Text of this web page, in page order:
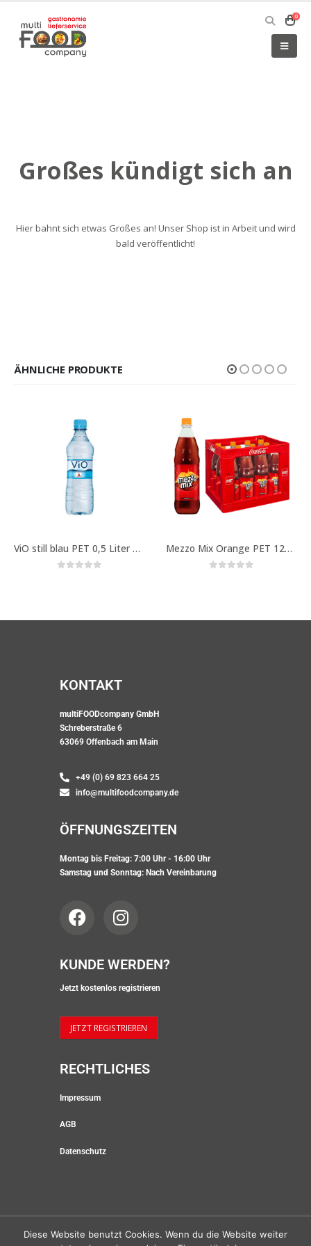
0
Großes kündigt sich an
Hier bahnt sich etwas Großes an! Unser Shop ist in Arbeit und wird
bald veröffentlicht!
ÄHNLICHE PRODUKTE
ViO still blau PET 0,5 Liter Art. -Nr. 1063 Mezzo Mix Orange PET 12×1 Liter Art. -Nr. 716
KONTAKT
multiFOODcompany GmbH
Schreberstraße 6
63069 Offenbach am Main
+49 (0) 69 823 664 25
info@multifoodcompany.de
ÖFFNUNGSZEITEN
Montag bis Freitag: 7:00 Uhr - 16:00 Uhr
Samstag und Sonntag: Nach Vereinbarung
KUNDE WERDEN?
Jetzt kostenlos registrieren
JETZT REGISTRIEREN
RECHTLICHES
Impressum
AGB
Datenschutz
Diese Website benutzt Cookies. Wenn du die Website weiter